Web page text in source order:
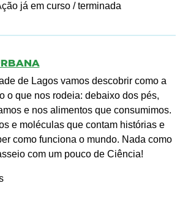
já em curso / terminada
de Lagos vamos descobrir como a
o que nos rodeia: debaixo dos pés,
e nos alimentos que consumimos.
e moléculas que contam histórias e
como funciona o mundo. Nada como
com um pouco de Ciência!